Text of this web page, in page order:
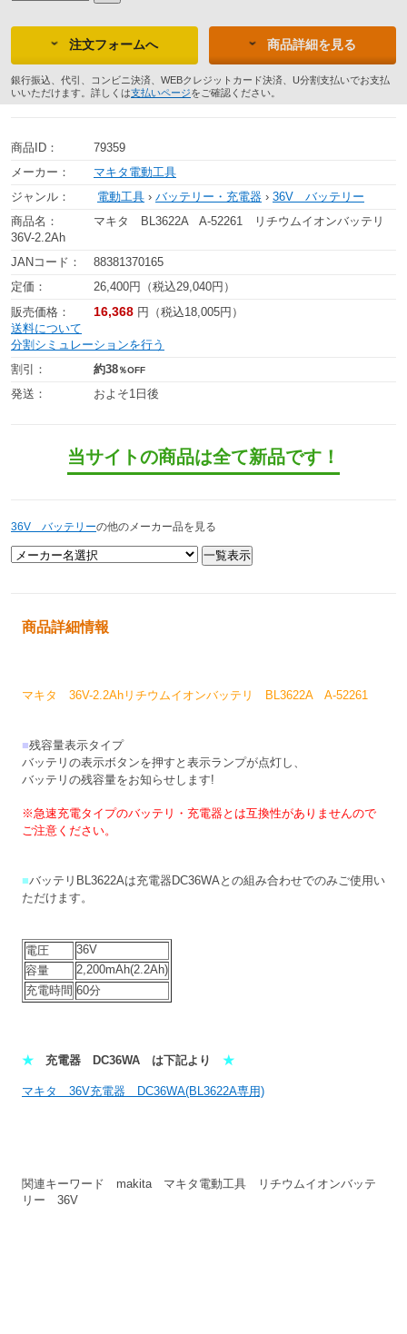
注文フォームへ 商品詳細を見る
銀行振込、代引、コンビニ決済、WEBクレジットカード決済、U分割支払いでお支払
いいただけます。詳しくは支払いページをご確認ください。
商品ID：
79359
メーカー：
マキタ電動工具
ジャンル：
電動工具 › バッテリー・充電器 › 36V バッテリー
商品名：
マキタ BL3622A A-52261 リチウムイオンバッテリ
36V-2.2Ah
JANコード：
88381370165
定価：
26,400円（税込29,040円）
販売価格：
16,368 円（税込18,005円）
送料について
分割シミュレーションを行う
割引：
約38％OFF
発送： およそ1日後
当サイトの商品は全て新品です！
36V バッテリーの他のメーカー品を見る
商品詳細情報
マキタ 36V-2.2Ahリチウムイオンバッテリ BL3622A A-52261
■残容量表示タイプ
バッテリの表示ボタンを押すと表示ランプが点灯し、
バッテリの残容量をお知らせします!
※急速充電タイプのバッテリ・充電器とは互換性がありませんので
ご注意ください。
■バッテリBL3622Aは充電器DC36WAとの組み合わせでのみご使用い
ただけます。
電圧
36V
容量
2,200mAh(2.2Ah)
充電時間 60分
★ 充電器 DC36WA は下記より ★
マキタ 36V充電器 DC36WA(BL3622A専用)
関連キーワード makita マキタ電動工具 リチウムイオンバッテ
リー 36V